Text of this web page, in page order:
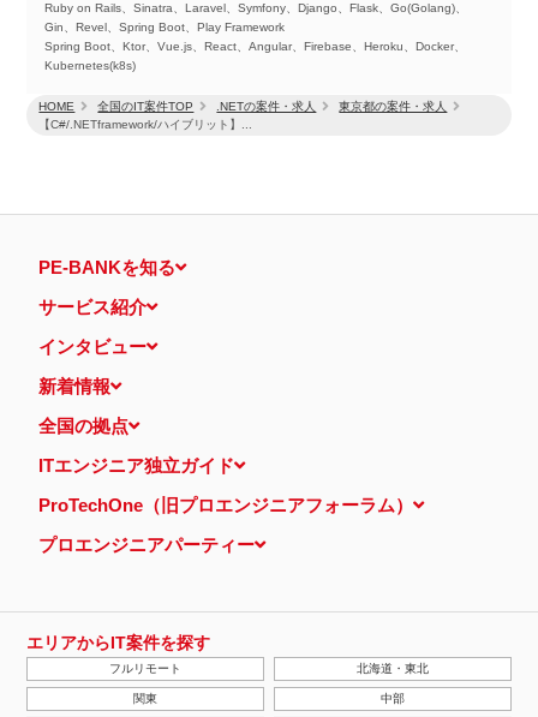
HOME 全国のIT案件TOP .NETの案件・求人
東京都の案件・求人
【C#/.NETframework/ハイブリット】...
Ruby on Rails、Sinatra、Laravel、Symfony、Django、Flask、Go(Golang)、
Gin、Revel、Spring Boot、Play Framework
Spring Boot、Ktor、Vue.js、React、Angular、Firebase、Heroku、Docker、
Kubernetes(k8s)
PE-BANKを知る
サービス紹介
インタビュー
新着情報
全国の拠点
ITエンジニア独立ガイド
ProTechOne（旧プロエンジニアフォーラム）
プロエンジニアパーティー
エリアからIT案件を探す
フルリモート 北海道・東北
関東 中部